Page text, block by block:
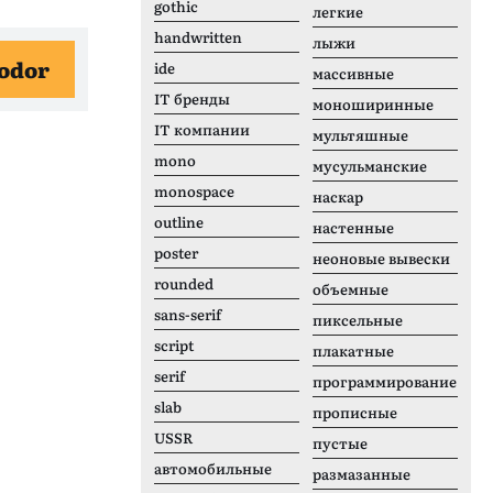
gothic
handwritten
ide
IT бренды
IT компании
mono
monospace
outline
poster
rounded
sans-serif
script
serif
slab
USSR
автомобильные
легкие
лыжи
массивные
моноширинные
мультяшные
мусульманские
наскар
настенные
неоновые вывески
объемные
пиксельные
плакатные
программирование
прописные
пустые
размазанные